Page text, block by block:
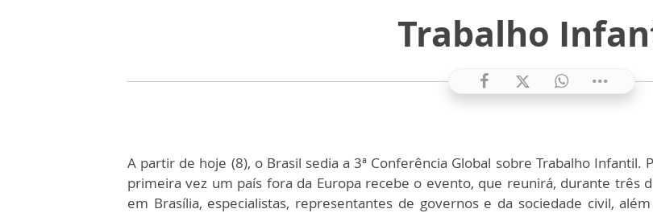
Trabalho
A partir de hoje (8), o Brasil sedia a 3ª Conferência Global sobre Trabalho Infantil.
primeira vez um país fora da Europa recebe o evento, que reunirá, durante três
em Brasília, especialistas, representantes de governos e da sociedade civil,